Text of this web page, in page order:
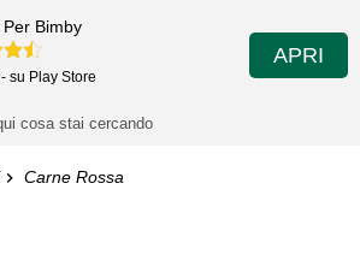
Per Bimby
su Play Store
APRI
Carne Rossa